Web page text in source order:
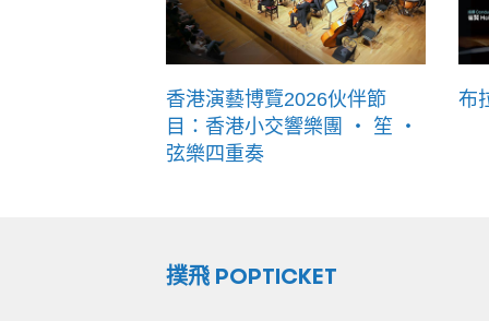
香港演藝博覽2026伙伴節
目：香港小交響樂團 ‧ 笙 ‧
弦樂四重奏
布
撲飛 POPTICKET